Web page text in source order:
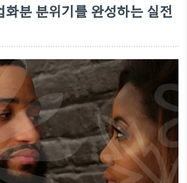
화분 분위기를 완성하는 실전